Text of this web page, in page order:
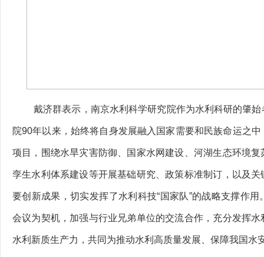
戴济群表示，南京水利科学研究院作为水利科研的肇
院90年以来，始终将自身发展融入国家需要和民族命运之
项目，围绕水旱灾害防御、国家水网建设、河湖生态环境
孪生水利体系建设等开展基础研究、政策标准制订，以及
要创新成果，切实发挥了水利科技“国家队”的战略支撑作
会议为契机，加强与行业兄弟单位的交流合作，充分发挥
水利新质生产力，共同为推动水利高质量发展、保障我国水